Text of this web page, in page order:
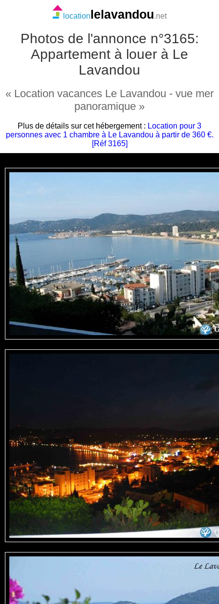
locationlelavandou.net
Photos de l'annonce n°3165:
Appartement à louer à Le
Lavandou
« Location vacances Le Lavandou - vue mer
panoramique »
Plus de détails sur cet hébergement : Location pour 3
personnes avec 1 chambre à Le Lavandou à partir de 360 €.
[Réf 3165]